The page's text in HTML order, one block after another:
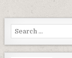
Search for: